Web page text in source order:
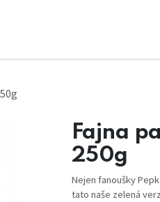
Fajna
250g
Nejen fanoušky
tato naše zelená